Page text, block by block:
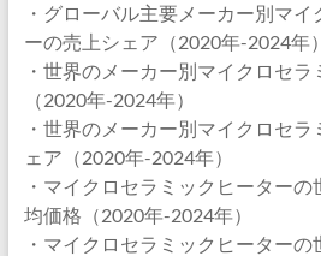
・グローバル主要メーカー別マ
ーの売上シェア（2020年-2024年）
・世界のメーカー別マイクロセ
（2020年-2024年）
・世界のメーカー別マイクロセ
ェア（2020年-2024年）
・マイクロセラミックヒーター
均価格（2020年-2024年）
・マイクロセラミックヒーター